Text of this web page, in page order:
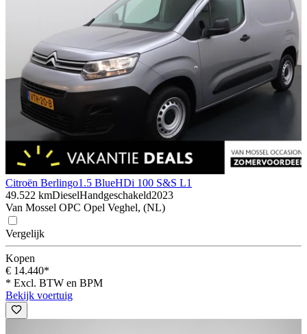
Citroën Berlingo1.5 BlueHDi 100 S&S L1
49.522 kmDieselHandgeschakeld2023
Van Mossel OPC Opel Veghel, (NL)
Vergelijk
Kopen
€ 14.440*
* Excl. BTW en BPM
Bekijk voertuig